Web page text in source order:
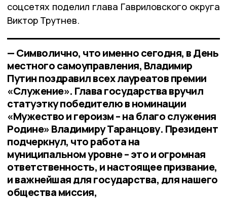
соцсетях поделил глава Гавриловского округа
Виктор Трутнев.
— Символично, что именно сегодня, в День
местного самоуправления, Владимир
Путин поздравил всех лауреатов премии
«Служение». Глава государства вручил
статуэтку победителю в номинации
«Мужество и героизм – на благо служения
Родине» Владимиру Таранцову. Президент
подчеркнул, что работа на
муниципальном уровне – это и огромная
ответственность, и настоящее призвание,
и важнейшая для государства, для нашего
общества миссия,